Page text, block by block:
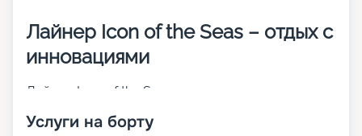
Лайнер Icon of the Seas – отдых с
инновациями
Лайнер Icon of the Seas – современное, недавно
судно. Оно относится к новому классу. Icon
Услуги на борту